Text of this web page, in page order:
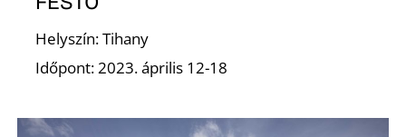
Helyszín: Tihany
Időpont: 2023. április 12-18